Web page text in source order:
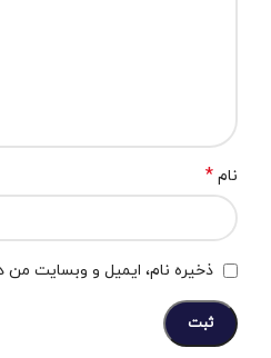
نام *
ذخیره نام، ایمیل و وبسایت من